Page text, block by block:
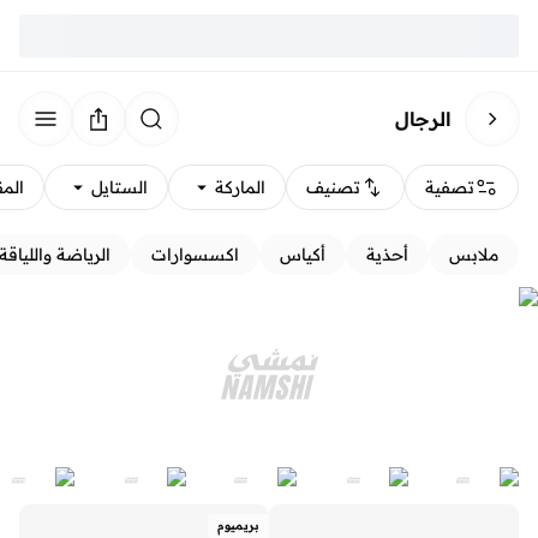
الرجال
تصفية تصنيف الماركة الستايل
ملابس أحذية أكياس اكسسوارات الرياضة
بريميوم